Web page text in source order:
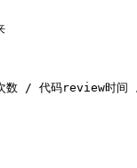
数 / 代码review时间